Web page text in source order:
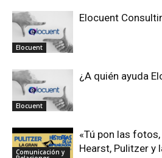
Elocuent
Elocuent
Elocuent
¿A quién ayuda
Comunicación y
«Tú pon las
Hearst, Pulitzer y